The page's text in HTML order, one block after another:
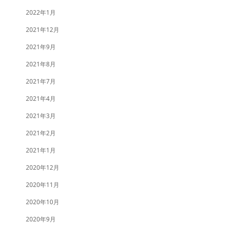
2022年1月
2021年12月
2021年9月
2021年8月
2021年7月
2021年4月
2021年3月
2021年2月
2021年1月
2020年12月
2020年11月
2020年10月
2020年9月